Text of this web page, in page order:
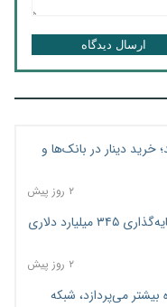
ارسال دیدگاه
خرید دینار در بانک‌ها و
۲ روز پیش
جنگ کریدورها وارد فاز جدید شد؛ سرمایه‌گذاری ۳۴۵ میلیارد دلاری
۲ روز پیش
بیشتر می‌پردازد، شبکه